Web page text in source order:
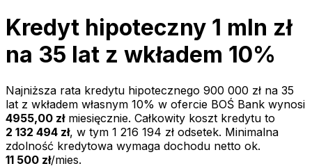
Kredyt hipoteczny 1 mln zł
na 35 lat z wkładem 10%
Najniższa rata kredytu hipotecznego 900 000 zł na 35
lat z wkładem własnym 10% w ofercie BOŚ Bank wynosi
4955,00 złmiesięcznie. Całkowity koszt kredytu to
2 132 494 zł, w tym 1 216 194 zł odsetek. Minimalna
zdolność kredytowa wymaga dochodu netto ok.
11 500 zł/mies.